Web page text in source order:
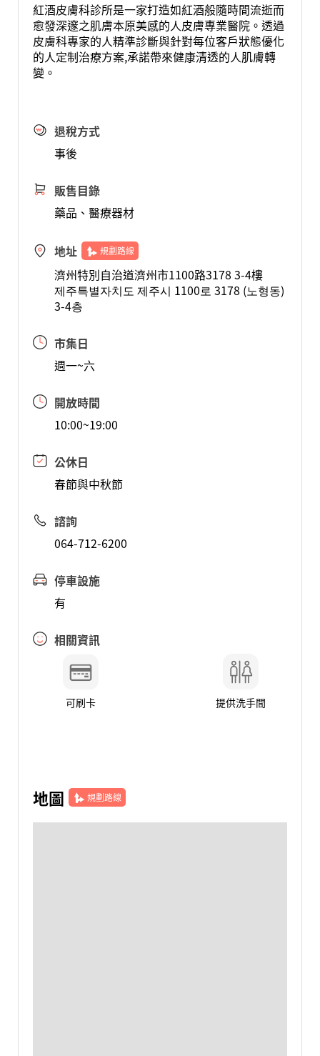
紅酒皮膚科診所是一家打造如紅酒般隨時間流逝而
愈發深邃之肌膚本原美感的人皮膚專業醫院。透過
皮膚科專家的人精準診斷與針對每位客戶狀態優化
的人定制治療方案,承諾帶來健康清透的人肌膚轉
變。
退稅方式
事後
販售目錄
藥品、醫療器材
地址 規劃路線
濟州特別自治道濟州市1100路3178 3-4樓
제주특별자치도 제주시 1100로 3178 (노형동)
3-4층
市集日
週一~六
開放時間
10:00~19:00
公休日
春節與中秋節
諮詢
064-712-6200
停車設施
有
相關資訊
可刷卡 提供洗手間
地圖 規劃路線